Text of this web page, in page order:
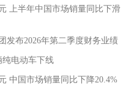
上半年中国市场销量同比下滑
发布2026年第二季度财务业绩
纯电动车下线
中国市场销量同比下降20.4%